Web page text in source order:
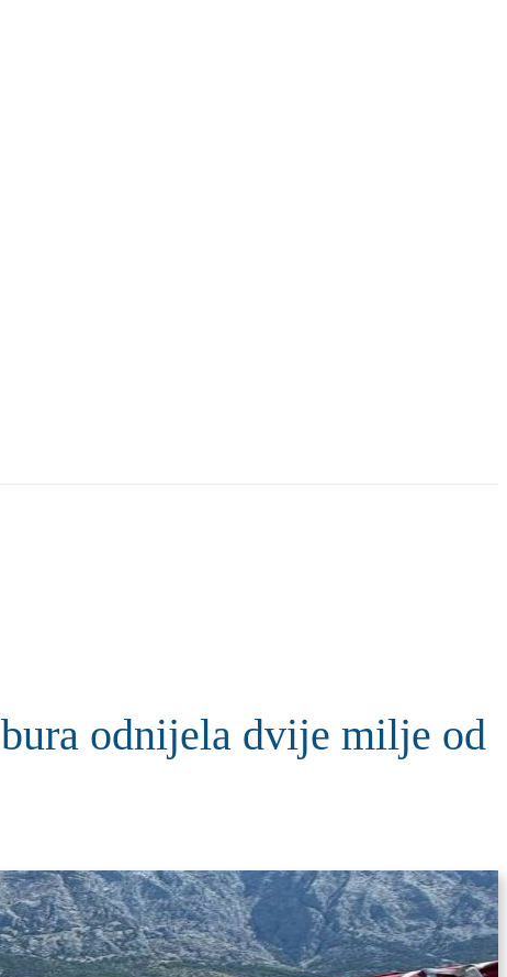
odnijela dvije milje od